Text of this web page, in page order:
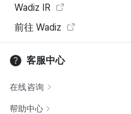
Wadiz IR
前往 Wadiz
客服中心
在线咨询
帮助中心